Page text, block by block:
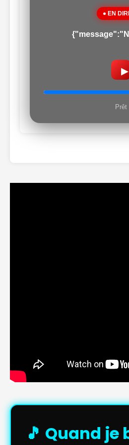
● EN
▶
Prêt
🎵 Quand je